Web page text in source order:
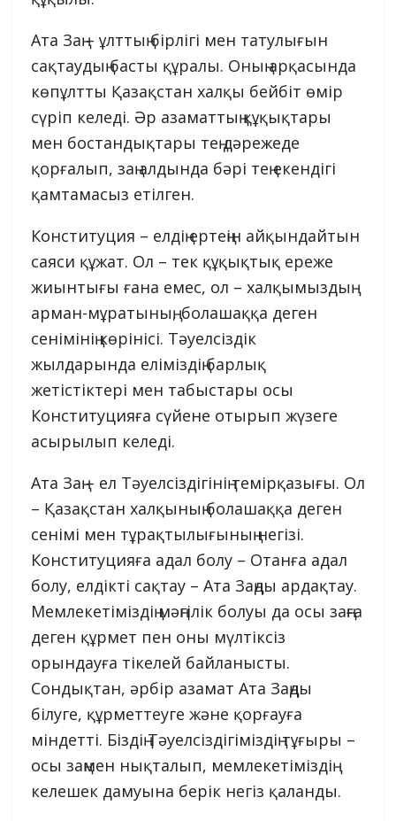
Ата Заң – ұлттың бірлігі мен татулығын
сақтаудың басты құралы. Оның арқасында
көпұлтты Қазақстан халқы бейбіт өмір
сүріп келеді. Әр азаматтың құқықтары
мен бостандықтары тең дәрежеде
қорғалып, заң алдында бәрі тең екендігі
қамтамасыз етілген.
Конституция – елдің ертеңін айқындайтын
саяси құжат. Ол – тек құқықтық ереже
жиынтығы ғана емес, ол – халқымыздың
арман-мұратының, болашаққа деген
сенімінің көрінісі. Тәуелсіздік
жылдарында еліміздің барлық
жетістіктері мен табыстары осы
Конституцияға сүйене отырып жүзеге
асырылып келеді.
Ата Заң – ел Тәуелсіздігінің темірқазығы. Ол
– Қазақстан халқының болашаққа деген
сенімі мен тұрақтылығының негізі.
Конституцияға адал болу – Отанға адал
болу, елдікті сақтау – Ата Заңды ардақтау.
Мемлекетіміздің мәңгілік болуы да осы заңға
деген құрмет пен оны мүлтіксіз
орындауға тікелей байланысты.
Сондықтан, әрбір азамат Ата Заңды
білуге, құрметтеуге және қорғауға
міндетті. Біздің Тәуелсіздігіміздің тұғыры –
осы заңмен нықталып, мемлекетіміздің
келешек дамуына берік негіз қаланды.